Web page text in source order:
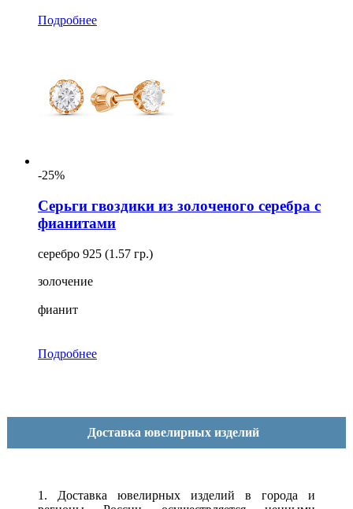
Подробнее
-25%
Серьги гвоздики из золоченого серебра с
фианитами
серебро 925 (1.57 гр.)
золочение
фианит
Подробнее
Доставка ювелирных изделий
1. Доставка ювелирных изделий в города и